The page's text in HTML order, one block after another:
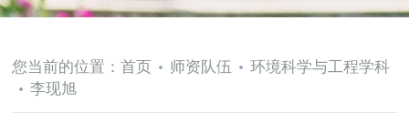
您当前的位置：首页 师资队伍
环境科学与工程学科
李现旭